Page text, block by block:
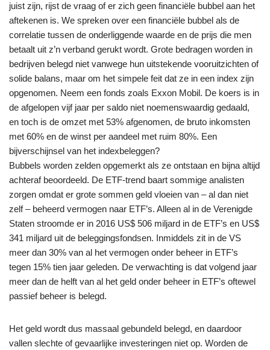
juist zijn, rijst de vraag of er zich geen financiële bubbel aan het
aftekenen is. We spreken over een financiële bubbel als de
correlatie tussen de onderliggende waarde en de prijs die men
betaalt uit z’n verband gerukt wordt. Grote bedragen worden in
bedrijven belegd niet vanwege hun uitstekende vooruitzichten of
solide balans, maar om het simpele feit dat ze in een index zijn
opgenomen. Neem een fonds zoals Exxon Mobil. De koers is in
de afgelopen vijf jaar per saldo niet noemenswaardig gedaald,
en toch is de omzet met 53% afgenomen, de bruto inkomsten
met 60% en de winst per aandeel met ruim 80%. Een
bijverschijnsel van het indexbeleggen?
Bubbels worden zelden opgemerkt als ze ontstaan en bijna altijd
achteraf beoordeeld. De ETF-trend baart sommige analisten
zorgen omdat er grote sommen geld vloeien van – al dan niet
zelf – beheerd vermogen naar ETF’s. Alleen al in de Verenigde
Staten stroomde er in 2016 US$ 506 miljard in de ETF’s en US$
341 miljard uit de beleggingsfondsen. Inmiddels zit in de VS
meer dan 30% van al het vermogen onder beheer in ETF’s
tegen 15% tien jaar geleden. De verwachting is dat volgend jaar
meer dan de helft van al het geld onder beheer in ETF’s oftewel
passief beheer is belegd.
Het geld wordt dus massaal gebundeld belegd, en daardoor
vallen slechte of gevaarlijke investeringen niet op. Worden de